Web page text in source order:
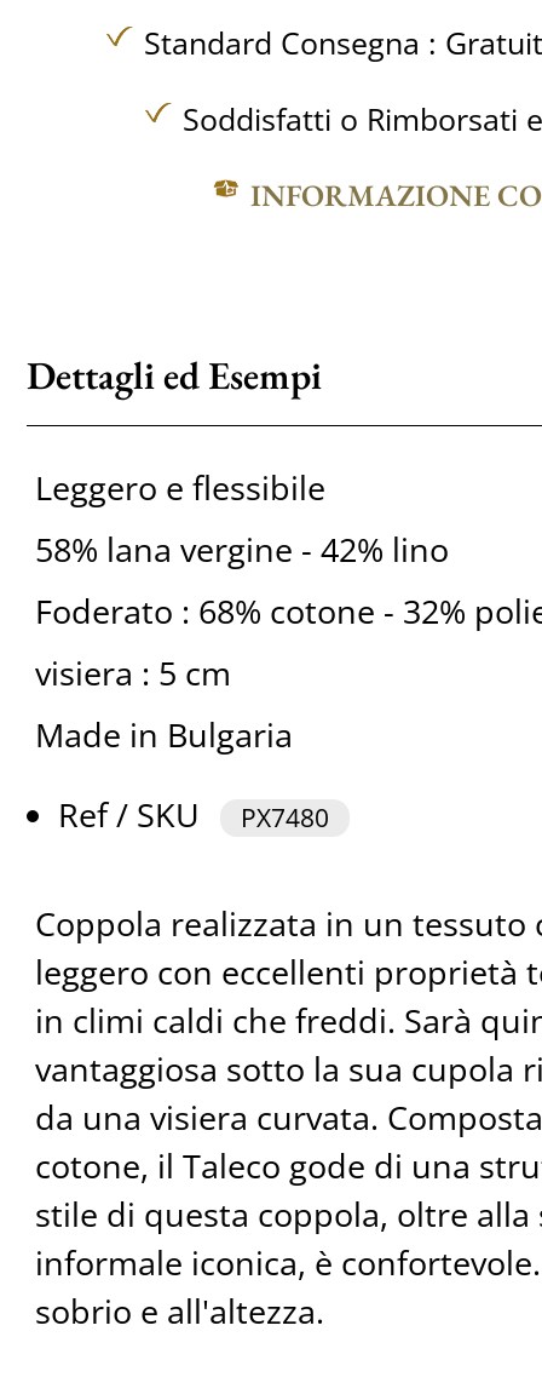
Standard Consegna :
Soddisfatti o Rimborsati
INFORMAZIONE
Dettagli ed Esempi
Leggero e flessibile
58% lana vergine - 42% lino
Foderato : 68% cotone - 32%
visiera : 5 cm
Made in Bulgaria
Ref / SKU
PX7480
Coppola realizzata in un
leggero con eccellenti proprietà
in climi caldi che freddi. Sarà
vantaggiosa sotto la sua cupola
da una visiera curvata.
cotone, il Taleco gode di una
stile di questa coppola, oltre alla
informale iconica, è
sobrio e all'altezza.